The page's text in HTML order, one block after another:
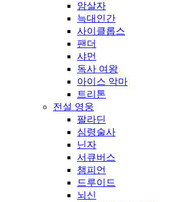
암살자
늑대인간
사이클롭스
팬더
샤먼
독사 여왕
아이스 악마
트리톤
전설 영웅
팔라딘
심령술사
닌자
서큐버스
챔피언
드루이드
뇌신